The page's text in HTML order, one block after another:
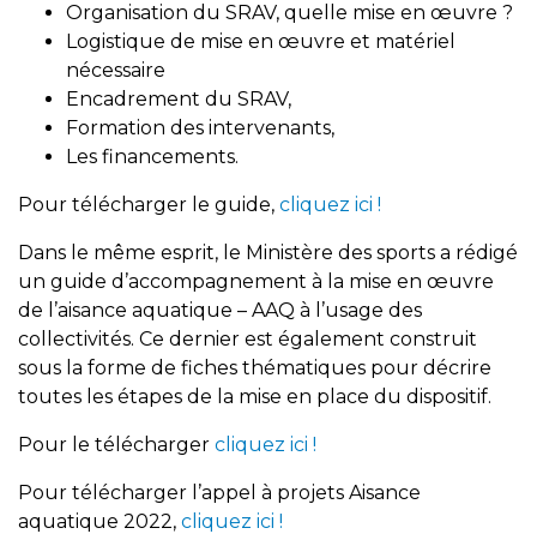
Organisation du SRAV, quelle mise en œuvre ?
Logistique de mise en œuvre et matériel
nécessaire
Encadrement du SRAV,
Formation des intervenants,
Les financements.
Pour télécharger le guide, cliquez ici !
Dans le même esprit, le Ministère des sports a rédigé
un guide d’accompagnement à la mise en œuvre
de l’aisance aquatique – AAQ à l’usage des
collectivités. Ce dernier est également construit
sous la forme de fiches thématiques pour décrire
toutes les étapes de la mise en place du dispositif.
Pour le télécharger cliquez ici !
Pour télécharger l’appel à projets Aisance
aquatique 2022, cliquez ici !